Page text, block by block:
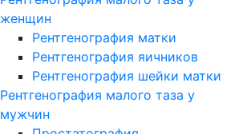
женщин
Рентгенография матки
Рентгенография яичников
Рентгенография шейки матки
Рентгенография малого таза у
мужчин